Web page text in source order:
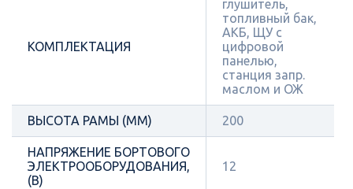
КОМПЛЕКТАЦИЯ
глушитель,
топливный бак,
АКБ, ЩУ с
цифровой
панелью,
станция запр.
маслом и ОЖ
ВЫСОТА РАМЫ (ММ) 200
НАПРЯЖЕНИЕ БОРТОВОГО
ЭЛЕКТРООБОРУДОВАНИЯ,
(В)
12